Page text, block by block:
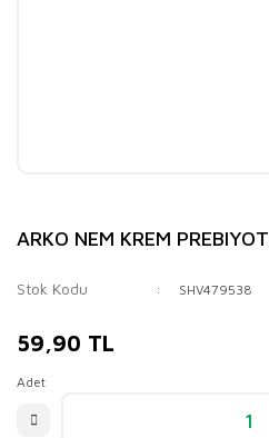
ARKO NEM KREM
Stok Kodu SHV479538
59,90 TL
Adet